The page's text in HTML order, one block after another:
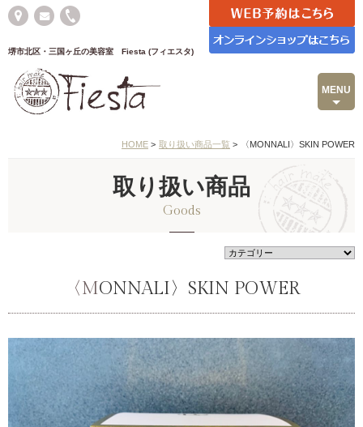
堺市北区・三国ヶ丘の美容室 Fiesta (フィエスタ)
MENU
HOME > 取り扱い商品一覧 > 〈MONNALI〉SKIN POWER
取り扱い商品
Goods
〈MONNALI〉SKIN POWER